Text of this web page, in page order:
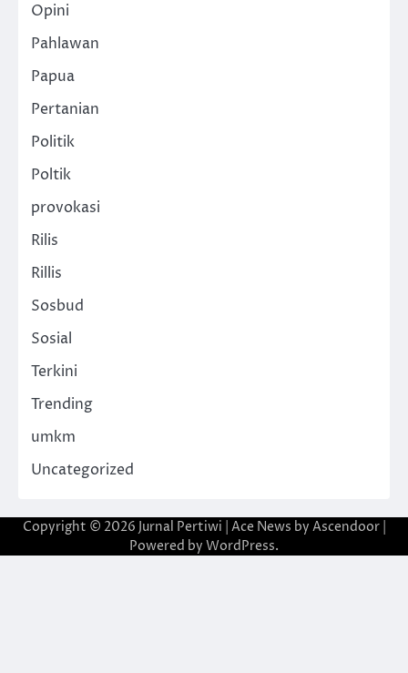
Opini
Pahlawan
Papua
Pertanian
Politik
Poltik
provokasi
Rilis
Rillis
Sosbud
Sosial
Terkini
Trending
umkm
Uncategorized
Copyright © 2026 Jurnal Pertiwi | Ace News by Ascendoor|
Powered by WordPress.